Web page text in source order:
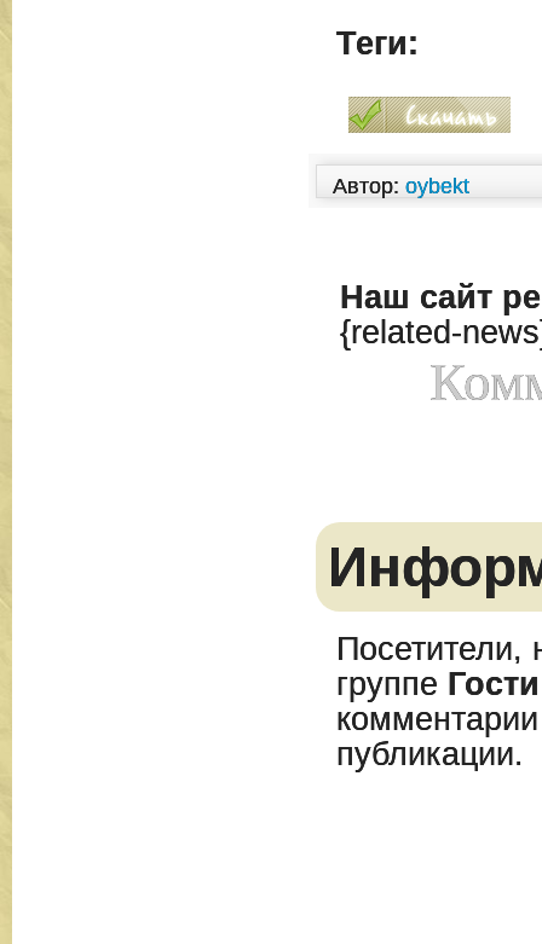
Теги:
Автор: oybekt
Наш сайт
{related-
Посетители,
группе Гости
публикации.